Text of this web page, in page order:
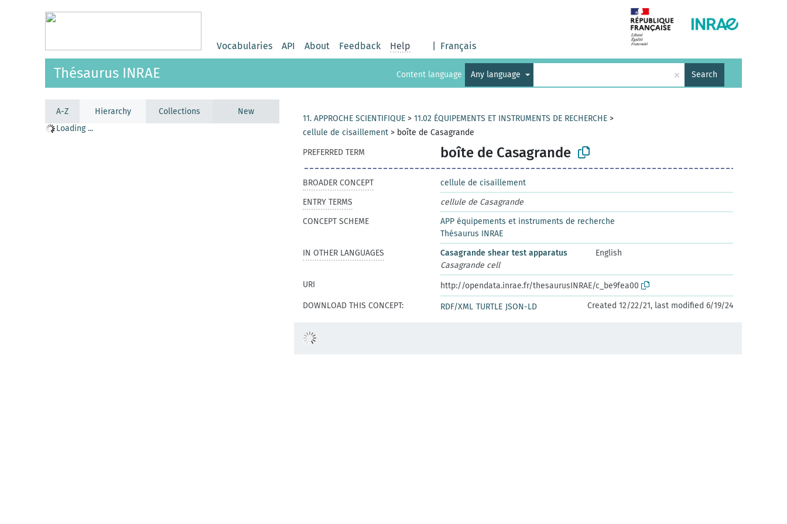
Vocabularies API About Feedback Help Français
Thésaurus INRAE Content language Any language × Search
A-Z Hierarchy Collections
New
Loading ...
11. APPROCHE SCIENTIFIQUE > 11.02 ÉQUIPEMENTS ET INSTRUMENTS DE RECHERCHE >
cellule de cisaillement > boîte de Casagrande
PREFERRED TERM
boîte de Casagrande
BROADER CONCEPT
cellule de cisaillement
ENTRY TERMS
cellule de Casagrande
CONCEPT SCHEME
APP équipements et instruments de recherche
Thésaurus INRAE
IN OTHER LANGUAGES
Casagrande shear test apparatus
English
Casagrande cell
URI
http://opendata.inrae.fr/thesaurusINRAE/c_be9fea00
DOWNLOAD THIS CONCEPT:
RDF/XML TURTLE JSON-LD Created 12/22/21, last modified 6/19/24